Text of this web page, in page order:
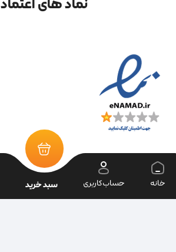
خانه حساب‌کاربری سبد خرید